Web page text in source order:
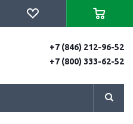
+7 (846) 212-96-52
+7 (800) 333-62-52